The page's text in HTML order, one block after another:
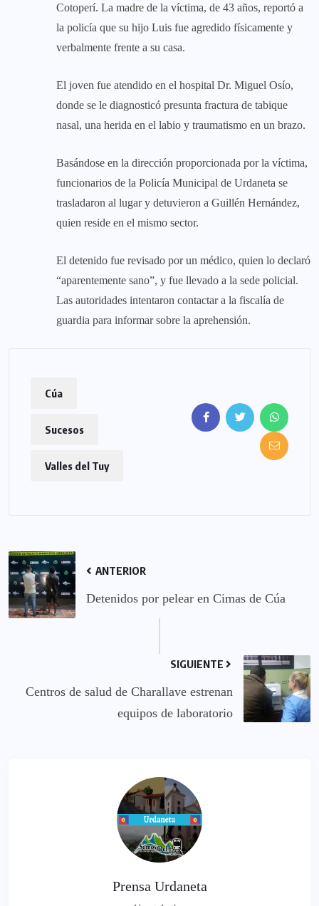
Cotoperí. La madre de la víctima, de 43 años, reportó a
la policía que su hijo Luis fue agredido físicamente y
verbalmente frente a su casa.
El joven fue atendido en el hospital Dr. Miguel Osío,
donde se le diagnosticó presunta fractura de tabique
nasal, una herida en el labio y traumatismo en un brazo.
Basándose en la dirección proporcionada por la víctima,
funcionarios de la Policía Municipal de Urdaneta se
trasladaron al lugar y detuvieron a Guillén Hernández,
quien reside en el mismo sector.
El detenido fue revisado por un médico, quien lo declaró
“aparentemente sano”, y fue llevado a la sede policial.
Las autoridades intentaron contactar a la fiscalía de
guardia para informar sobre la aprehensión.
Cúa
Sucesos
Valles del Tuy
ANTERIOR
Detenidos por pelear en Cimas de Cúa
SIGUIENTE
Centros de salud de Charallave estrenan
equipos de laboratorio
Prensa Urdaneta